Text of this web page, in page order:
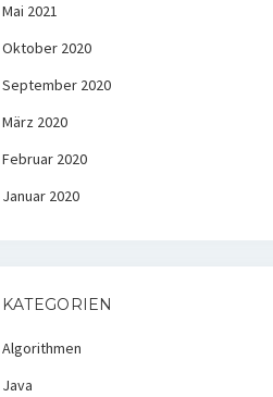
Mai 2021
Oktober 2020
September 2020
März 2020
Februar 2020
Januar 2020
KATEGORIEN
Algorithmen
Java